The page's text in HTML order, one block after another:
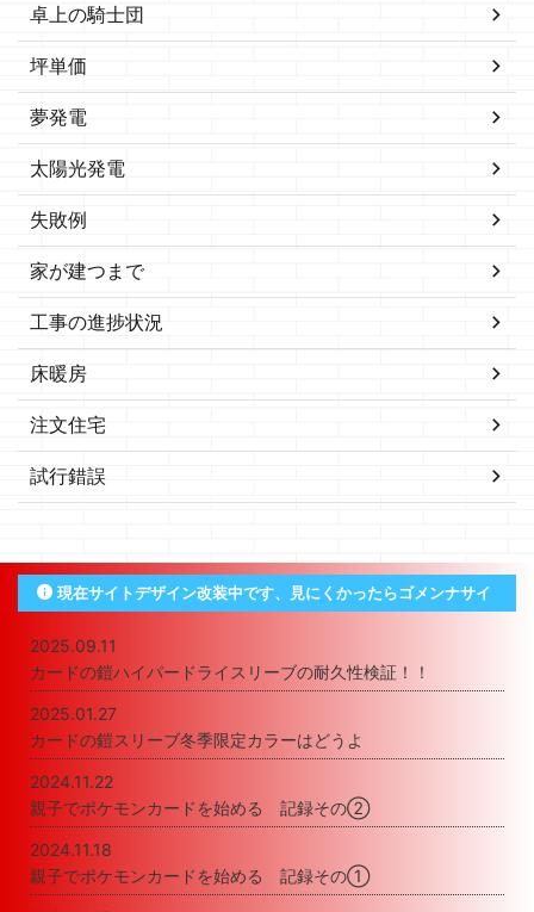
卓上の騎士団
坪単価
夢発電
太陽光発電
失敗例
家が建つまで
工事の進捗状況
床暖房
注文住宅
試行錯誤
現在サイトデザイン改装中です、見にくかったらゴメンナサイ
2025.09.11
カードの鎧ハイパードライスリーブの耐久性検証！！
2025.01.27
カードの鎧スリーブ冬季限定カラーはどうよ
2024.11.22
親子でポケモンカードを始める 記録その②
2024.11.18
親子でポケモンカードを始める 記録その①